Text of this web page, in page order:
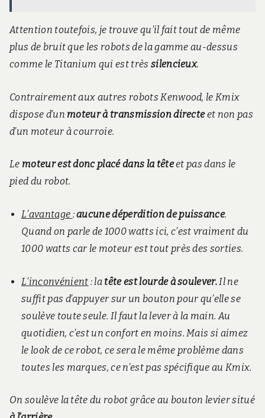
Attention toutefois, je trouve qu’il fait tout de même
plus de bruit que les robots de la gamme au-dessus
comme le Titanium qui est très silencieux.
Contrairement aux autres robots Kenwood, le Kmix
dispose d’un moteur à transmission directeet non pas
d’un moteur à courroie.
Le moteur est donc placé dans la têteet pas dans le
pied du robot.
L’avantage :aucune déperdition de puissance.
Quand on parle de 1000 watts ici, c’est vraiment du
1000 watts car le moteur est tout près des sorties.
L’inconvénient : latête est lourde à soulever. Il ne
suffit pas d’appuyer sur un bouton pour qu’elle se
soulève toute seule. Il faut la lever à la main. Au
quotidien, c’est un confort en moins. Mais si aimez
le look de ce robot, ce sera le même problème dans
toutes les marques, ce n’est pas spécifique au Kmix.
On soulève la tête du robot grâce au bouton levier situé